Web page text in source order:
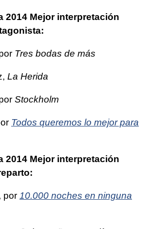
2014 Mejor interpretación
Tres bodas de más
La Herida
Stockholm
Todos queremos lo mejor para
2014 Mejor interpretación
por 10.000 noches en ninguna